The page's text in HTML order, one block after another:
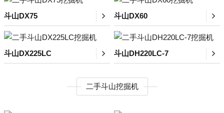
斗山DX75 斗山DX60
斗山DX225LC 斗山DH220LC-7
二手斗山挖掘机